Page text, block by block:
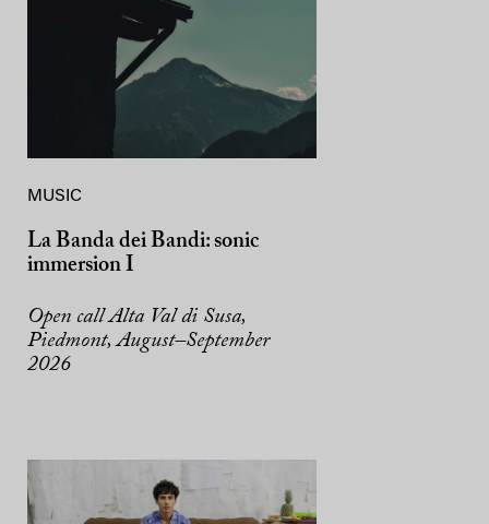
MUSIC
La Banda dei Bandi: sonic
immersion I
Open call Alta Val di Susa,
Piedmont, August–September
2026